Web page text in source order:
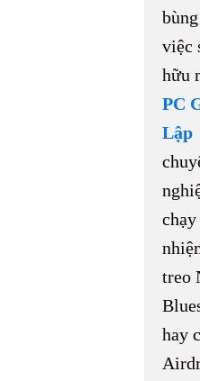
việc
hữu
PC
Lập
chạy
treo
hay